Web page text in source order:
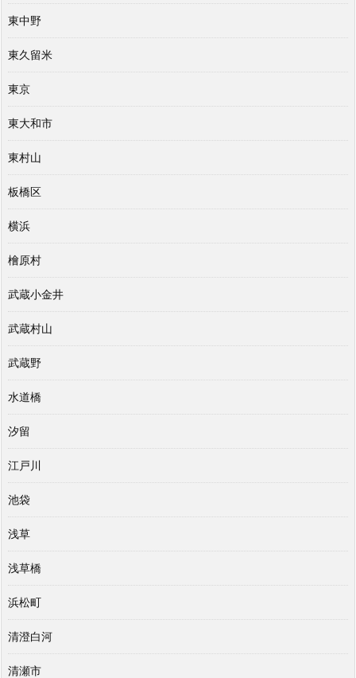
東中野
東久留米
東京
東大和市
東村山
板橋区
横浜
檜原村
武蔵小金井
武蔵村山
武蔵野
水道橋
汐留
江戸川
池袋
浅草
浅草橋
浜松町
清澄白河
清瀬市